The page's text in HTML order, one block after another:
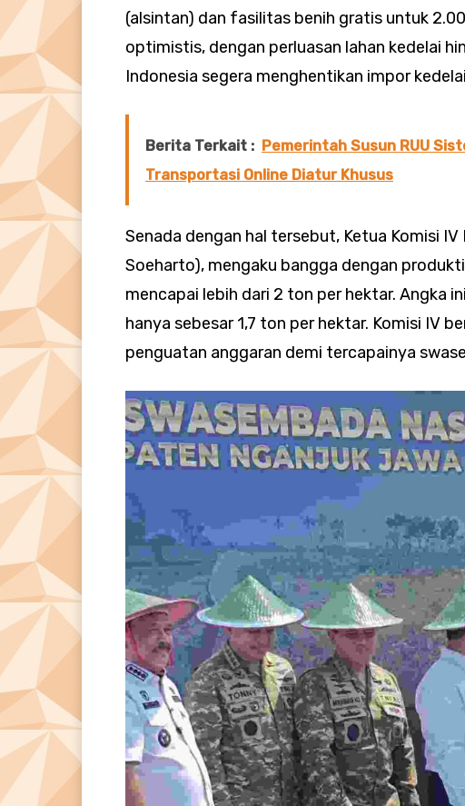
(alsintan) dan fasilitas benih gratis untuk
optimistis, dengan perluasan lahan kedelai
Indonesia segera menghentikan impor
Berita Terkait : Pemerintah Susun RUU
Transportasi Online Diatur Khusus
​Senada dengan hal tersebut, Ketua Komisi
Soeharto), mengaku bangga dengan
mencapai lebih dari 2 ton per hektar. Angka
hanya sebesar 1,7 ton per hektar. Komisi IV
penguatan anggaran demi tercapainya